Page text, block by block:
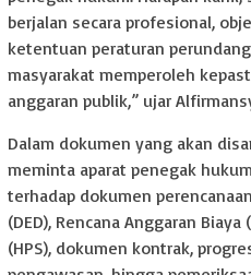
berjalan secara profesional,
ketentuan peraturan
masyarakat memperoleh
anggaran publik,” ujar
Dalam dokumen yang akan
meminta aparat penegak
terhadap dokumen
(DED), Rencana Anggaran
(HPS), dokumen kontrak,